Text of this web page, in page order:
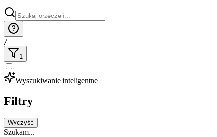
/
1
Wyszukiwanie inteligentne
Filtry
Wyczyść
Szukam...